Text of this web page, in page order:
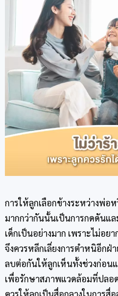
การให้ลูกเลือกข้างระหว่างพ่อ
มากกว่ากันนั้นเป็นการกดดันแล
เด็กเป็นอย่างมาก เพราะไม่อ
จึงควรหลีกเลี่ยงการตำหนิอีกฝ่
ลบต่อกันให้ลูกเห็นทั้งช่วงก่อน
เพื่อรักษาสภาพแวดล้อมที่ปลอ